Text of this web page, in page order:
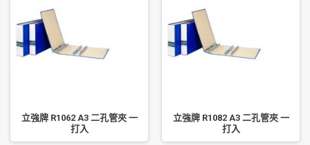
立強牌 R1062 A3 二孔管夾 一
打入
立強牌 R1082 A3 二孔管夾 一
打入